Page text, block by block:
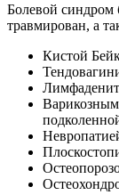
Болевой синдром
травмирован, а
Кистой